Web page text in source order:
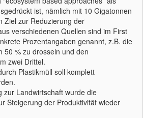
ist, nämlich mit 10 Gigatonnen
Ziel zur Reduzierung der
verschiedenen Quellen sind im First
Prozentangaben genannt, z.B. die
50 % zu drosseln und den
zwei Drittel.
Plastikmüll soll komplett
zur Landwirtschaft wurde die
Steigerung der Produktivität wieder